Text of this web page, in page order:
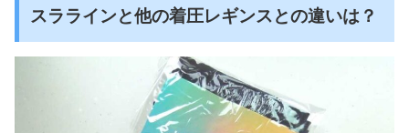
スララインと他の着圧レギンスとの違いは？